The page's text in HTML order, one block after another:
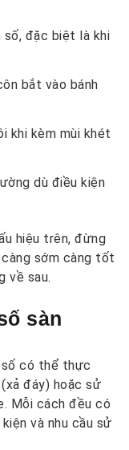
số, đặc biệt là khi
bắt vào bánh
khi kèm mùi khét
dù điều kiện
hiệu trên, đừng
sớm càng tốt
về sau.
sàn
có thể thực
đáy) hoặc sử
Mỗi cách đều có
và nhu cầu sử